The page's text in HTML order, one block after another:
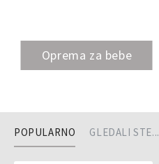
Oprema za bebe
POPULARNO GLEDALI STE...